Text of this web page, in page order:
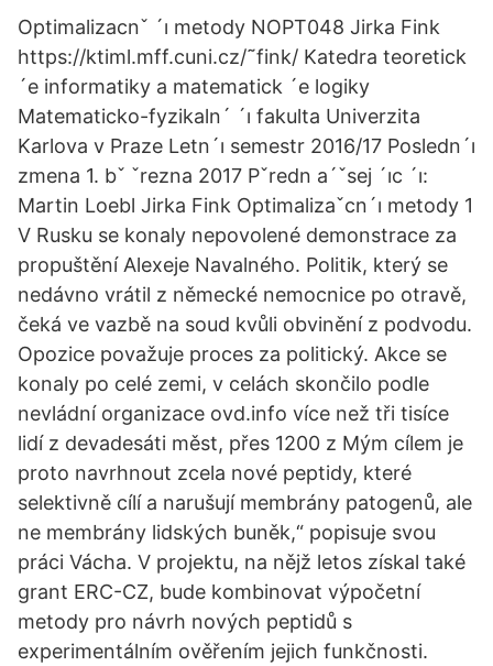
Optimalizacnˇ ´ı metody NOPT048 Jirka Fink
https://ktiml.mff.cuni.cz/˜fink/ Katedra teoretick
´e informatiky a matematick ´e logiky
Matematicko-fyzikaln´ ´ı fakulta Univerzita
Karlova v Praze Letn´ı semestr 2016/17 Posledn´ı
zmena 1. bˇ ˇrezna 2017 Pˇredn a´ˇsej ´ıc ´ı:
Martin Loebl Jirka Fink Optimalizaˇcn´ı metody 1
V Rusku se konaly nepovolené demonstrace za
propuštění Alexeje Navalného. Politik, který se
nedávno vrátil z německé nemocnice po otravě,
čeká ve vazbě na soud kvůli obvinění z podvodu.
Opozice považuje proces za politický. Akce se
konaly po celé zemi, v celách skončilo podle
nevládní organizace ovd.info více než tři tisíce
lidí z devadesáti měst, přes 1200 z Mým cílem je
proto navrhnout zcela nové peptidy, které
selektivně cílí a narušují membrány patogenů, ale
ne membrány lidských buněk,“ popisuje svou
práci Vácha. V projektu, na nějž letos získal také
grant ERC-CZ, bude kombinovat výpočetní
metody pro návrh nových peptidů s
experimentálním ověřením jejich funkčnosti.